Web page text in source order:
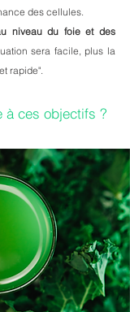
des cellules.
niveau du foie et des
sera facile, plus la
rapide".
à ces objectifs ?